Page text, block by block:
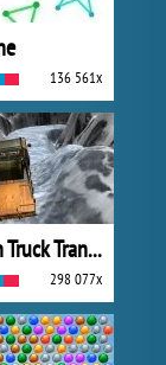
136 561x
Mountain Truck Transport
298 077x